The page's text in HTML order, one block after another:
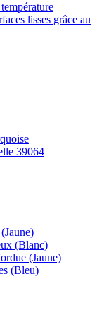
lisses grâce au
39064
(Blanc)
(Jaune)
(Bleu)